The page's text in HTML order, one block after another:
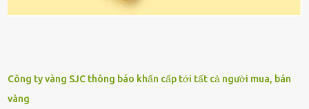
Công ty vàng SJC thông báo khẩn cấp tới tất cả người mua, bán
vàng